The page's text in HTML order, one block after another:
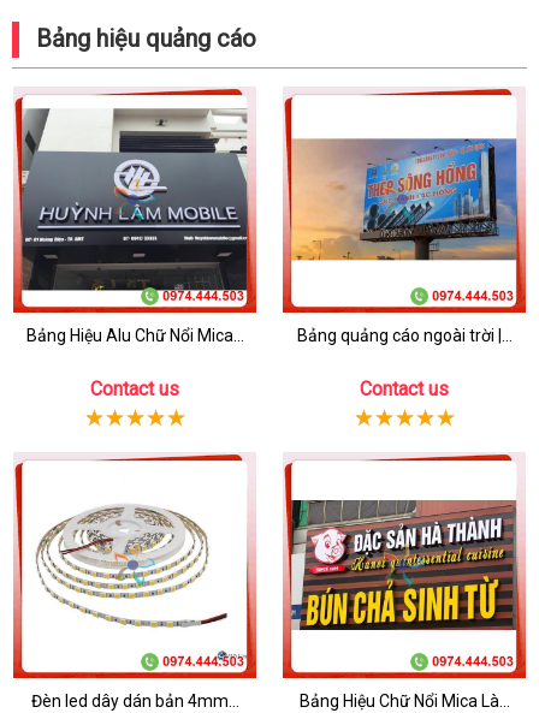
Bảng hiệu quảng cáo
Bảng Hiệu Alu Chữ Nổi Mica...
Contact us
Bảng quảng cáo ngoài trời |...
Contact us
Đèn led dây dán bản 4mm... Bảng Hiệu Chữ Nổi Mica Là...